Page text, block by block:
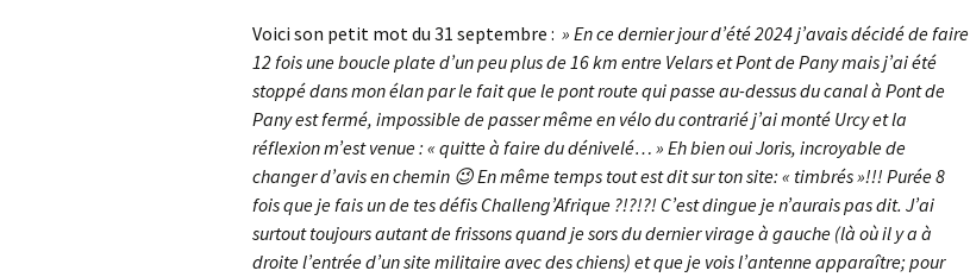
Sainte-Colombe-en-
Auxois
Saunière
Sausseau
Savigny-sous-Mâlain
Voici son petit mot du 31 septembre : » En ce dernier jour d’été 2024 j’avais décidé de faire
12 fois une boucle plate d’un peu plus de 16 km entre Velars et Pont de Pany mais j’ai été
stoppé dans mon élan par le fait que le pont route qui passe au-dessus du canal à Pont de
Pany est fermé, impossible de passer même en vélo du contrarié j’ai monté Urcy et la
réflexion m’est venue : « quitte à faire du dénivelé… » Eh bien oui Joris, incroyable de
changer d’avis en chemin 😉 En même temps tout est dit sur ton site: « timbrés »!!! Purée 8
fois que je fais un de tes défis Challeng’Afrique ?!?!?! C’est dingue je n’aurais pas dit. J’ai
surtout toujours autant de frissons quand je sors du dernier virage à gauche (là où il y a à
droite l’entrée d’un site militaire avec des chiens) et que je vois l’antenne apparaître; pour